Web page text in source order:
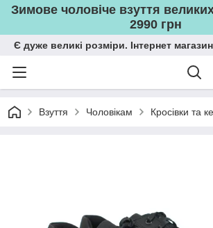
Зимове чоловіче взуття
2990 грн
Є дуже великі розміри. Інтернет
Взуття Чоловікам Кросівки та